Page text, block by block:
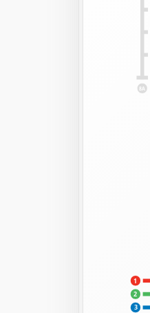
2
3
1
8А